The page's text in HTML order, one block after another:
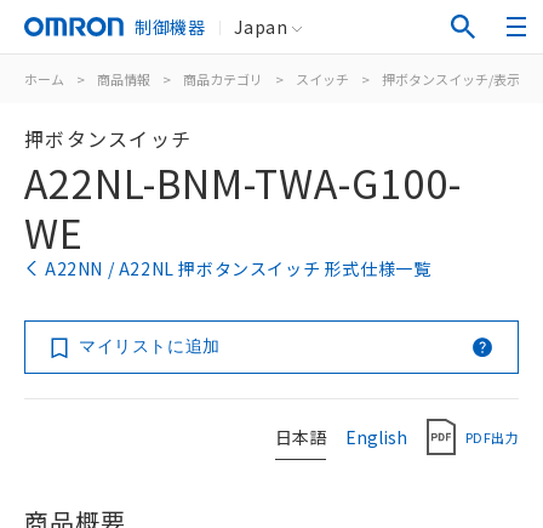
制御機器 Japan
ホーム > 商品情報 > 商品カテゴリ > スイッチ > 押ボタンスイッチ/表示灯
押ボタンスイッチ
A22NL-BNM-TWA-G100-
WE
A22NN / A22NL 押ボタンスイッチ 形式仕様一覧
マイリストに追加
日本語 English PDF出力